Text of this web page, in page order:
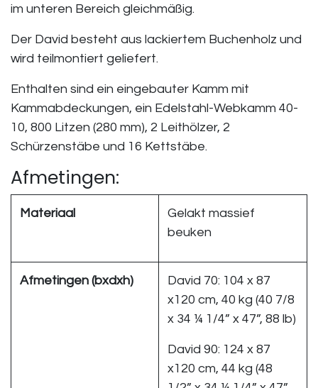
im unteren Bereich gleichmäßig.
Der David besteht aus lackiertem Buchenholz und
wird teilmontiert geliefert.
Enthalten sind ein eingebauter Kamm mit
Kammabdeckungen, ein Edelstahl-Webkamm 40-
10, 800 Litzen (280 mm), 2 Leithölzer, 2
Schürzenstäbe und 16 Kettstäbe.
Afmetingen:
Materiaal
Gelakt massief
beuken
Afmetingen (bxdxh)
David 70: 104 x 87
x120 cm, 40 kg (40 7/8
x 34 ¼ 1/4” x 47”, 88 lb)
David 90: 124 x 87
x120 cm, 44 kg (48